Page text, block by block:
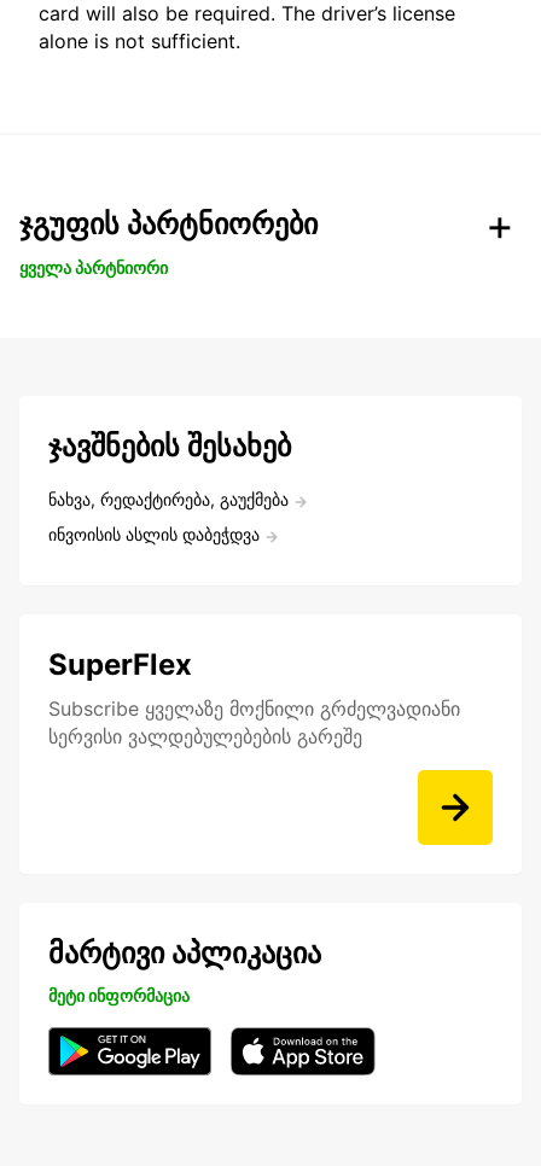
card will also be required. The driver’s license
alone is not sufficient.
ჯგუფის პარტნიორები
ყველა პარტნიორი
ჯავშნების შესახებ
ნახვა, რედაქტირება, გაუქმება
ინვოისის ასლის დაბეჭდვა
SuperFlex
Subscribe ყველაზე მოქნილი გრძელვადიანი
სერვისი ვალდებულებების გარეშე
მარტივი აპლიკაცია
მეტი ინფორმაცია